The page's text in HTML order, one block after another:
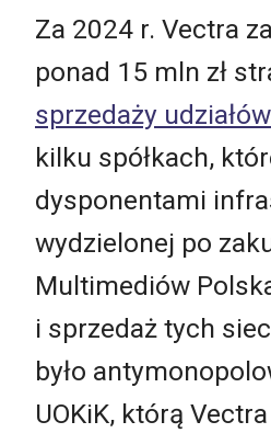
Za 2024 r. Vectra
ponad 15 mln zł
sprzedaży
kilku spółkach,
dysponentami
wydzielonej po
Multimediów
i sprzedaż tych
było
UOKiK, którą